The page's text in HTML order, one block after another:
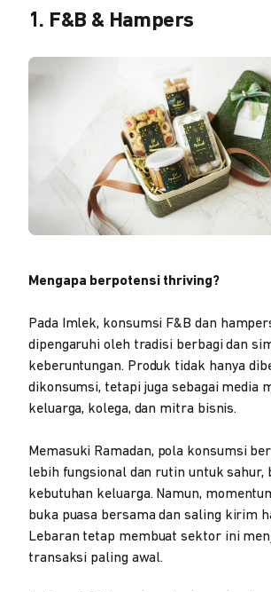
1. F&B & Hampers
Mengapa berpotensi thriving?
Pada Imlek, konsumsi F&B dan
dipengaruhi oleh tradisi berbagi dan
keberuntungan. Produk tidak hanya
dikonsumsi, tetapi juga sebagai media
keluarga, kolega, dan mitra bisnis.
Memasuki Ramadan, pola konsumsi
lebih fungsional dan rutin untuk sahur,
kebutuhan keluarga. Namun,
buka puasa bersama dan saling kirim
Lebaran tetap membuat sektor ini
transaksi paling awal.